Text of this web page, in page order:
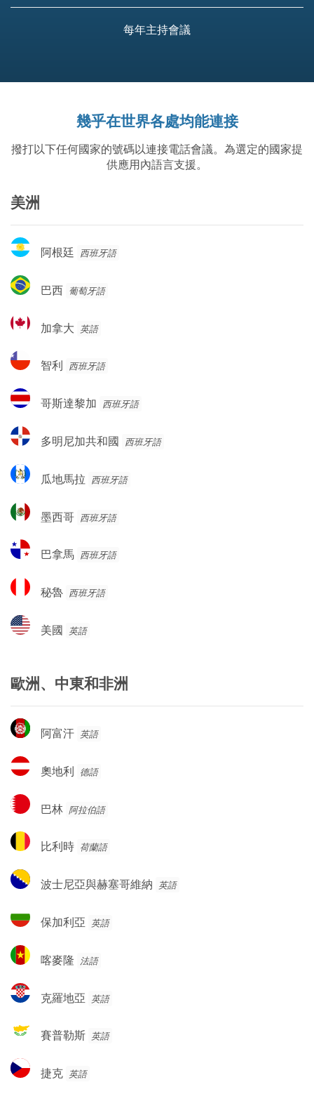
每年主持會議
幾乎在世界各處均能連接
撥打以下任何國家的號碼以連接電話會議。為選定的國家提
供應用內語言支援。
美洲
阿
根
阿根廷 西班牙語
巴
西
巴西 葡萄牙語
加
拿
加拿大 英語
智
利
智利 西班牙語
哥
斯
黎
哥斯達黎加 西班牙語
多
明
加
和
多明尼加共和國 西班牙語
瓜
地
拉
瓜地馬拉 西班牙語
墨
西
墨西哥 西班牙語
巴
拿
巴拿馬 西班牙語
秘
魯
秘魯 西班牙語
美
國
美國 英語
歐洲、中東和非洲
阿
富
阿富汗 英語
奧
地
奧地利 德語
巴
林
巴林 阿拉伯語
比
利
比利時 荷蘭語
波
士
亞
赫
哥
維
波士尼亞與赫塞哥維納 英語
保
加
亞
保加利亞 英語
喀
麥
喀麥隆 法語
克
羅
亞
克羅地亞 英語
賽
普
斯
賽普勒斯 英語
捷
克
捷克 英語